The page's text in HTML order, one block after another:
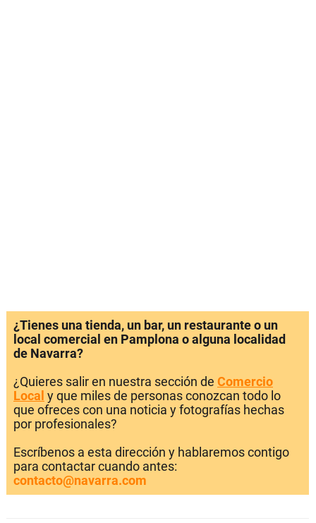
¿Tienes una tienda, un bar, un restaurante o un
local comercial en Pamplona o alguna localidad
de Navarra?
¿Quieres salir en nuestra sección de Comercio
Local y que miles de personas conozcan todo lo
que ofreces con una noticia y fotografías hechas
por profesionales?
Escríbenos a esta dirección y hablaremos contigo
para contactar cuando antes:
contacto@navarra.com